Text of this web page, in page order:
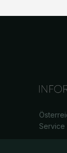
Service